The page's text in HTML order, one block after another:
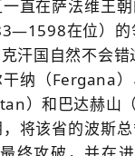
直在萨法维王
在位）的
汗国自然不会
纳（Fergana
）和巴达赫
将该省的波斯